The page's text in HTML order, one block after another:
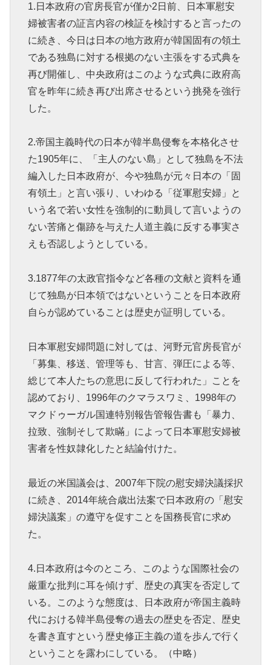
1.日本政府の官房長官が僅か2日前、日本軍慰安
婦被害者の証言内容の検証を検討すると言ったの
に続き、今日は日本の地方政府が韓国固有の領土
である独島に対する根拠のない主張をする式典を
再び開催し、中央政府はこのような式典に政府高
官を昨年に続き再び出席させるという挑発を強行
した。
2.帝国主義時代の日本が韓半島侵奪を本格化させ
た1905年に、「主人のない島」として独島を不法
編入した日本政府が、今や独島が元々日本の「固
有領土」と言い張り、いわゆる「従軍慰安婦」と
いう名で若い女性を強制的に動員して言いようの
ない苦痛と傷跡を与えた人道主義に反する事実さ
えも否認しようとしている。
3.1877年の太政官指令など各種の文献と資料を通
じて独島が日本領ではないということを日本政府
自らが認めていることは歴史が証明している。
日本軍慰安婦問題に対しては、河野元官房長官が
「募集、移送、管理等も、甘言、弾圧による等、
総じて本人たちの意思に反して行われた」ことを
認めており、1996年のクマラスワミ、1998年の
マクドゥーガル国連特別報告管報告書も「暴力、
拉致、強制そして欺瞞」によって日本軍慰安婦被
害者を性奴隷化したと結論付けた。
最近の米国議会は、2007年下院の慰安婦決議採択
に続き、2014年統合歳出法案で日本政府の「慰安
婦決議案」の遵守を促すことを国務長官に求め
た。
4.日本政府は今のところ、このような国際社会の
厳重な批判に耳を傾けず、歴史の真実を否定して
いる。このような態度は、日本政府が帝国主義時
代における韓半島侵奪の過去の歴史を否定、歴史
を書き直すという歴史修正主義の道を歩んで行く
ということを露わにしている。（中略）